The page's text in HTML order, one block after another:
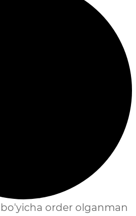
order olganman